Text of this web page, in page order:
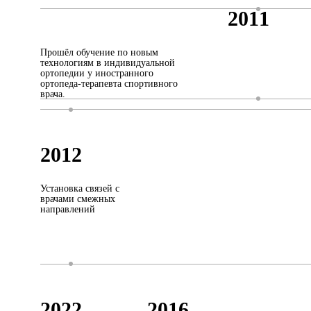
2011
Прошёл обучение по новым
технологиям в индивидуальной
ортопедии у иностранного
ортопеда-терапевта спортивного
врача.
2012
Установка связей с
врачами смежных
направлений